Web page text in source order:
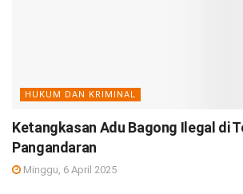
HUKUM DAN KRIMINAL
Ketangkasan Adu Bagong Ilegal di
Pangandaran
Minggu, 6 April 2025